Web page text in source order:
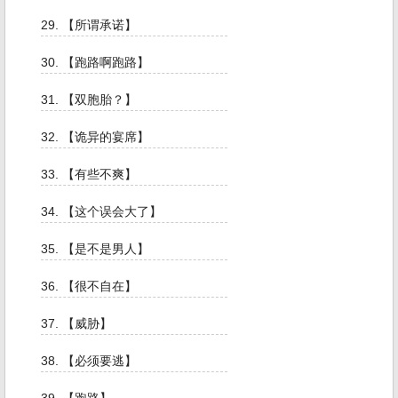
29. 【所谓承诺】
30. 【跑路啊跑路】
31. 【双胞胎？】
32. 【诡异的宴席】
33. 【有些不爽】
34. 【这个误会大了】
35. 【是不是男人】
36. 【很不自在】
37. 【威胁】
38. 【必须要逃】